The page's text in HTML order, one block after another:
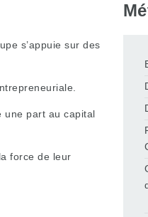
s’appuie sur des
une part au capital
force de leur